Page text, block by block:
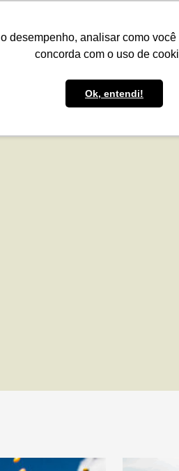
analisar como
concorda com o uso de
Ok, entendi!